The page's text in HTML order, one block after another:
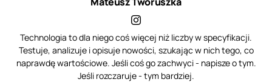
Technologia to dla niego coś więcej niż liczby w specyfikacji.
Testuje, analizuje i opisuje nowości, szukając w nich tego, co
naprawdę wartościowe. Jeśli coś go zachwyci - napisze o tym.
Jeśli rozczaruje - tym bardziej.